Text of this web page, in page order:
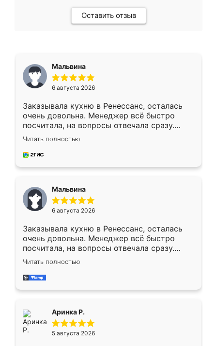
Оставить отзыв
Мальвина
6 августа 2026
Заказывала кухню в Ренессанс, осталась
очень довольна. Менеджер всё быстро
посчитала, на вопросы отвечала сразу.
Замерщик приехал в субботу, подошёл к
делу со всей ответственностью. Собрали
за день, ребята работали аккуратно, даже
Читать полностью
Мальвина
6 августа 2026
Заказывала кухню в Ренессанс, осталась
очень довольна. Менеджер всё быстро
посчитала, на вопросы отвечала сразу.
Замерщик приехал в субботу, подошёл к
делу со всей ответственностью. Собрали
за день, ребята работали аккуратно, даже
Читать полностью
Аринка Р.
5 августа 2026